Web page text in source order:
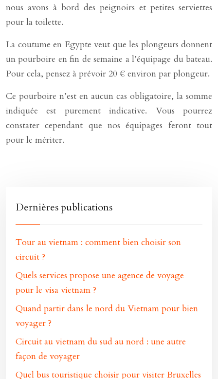
nous avons à bord des peignoirs et petites serviettes
pour la toilette.
La coutume en Egypte veut que les plongeurs donnent
un pourboire en fin de semaine a l’équipage du bateau.
Pour cela, pensez à prévoir 20 € environ par plongeur.
Ce pourboire n’est en aucun cas obligatoire, la somme
indiquée est purement indicative. Vous pourrez
constater cependant que nos équipages feront tout
pour le mériter.
Dernières publications
Tour au vietnam : comment bien choisir son
circuit ?
Quels services propose une agence de voyage
pour le visa vietnam ?
Quand partir dans le nord du Vietnam pour bien
voyager ?
Circuit au vietnam du sud au nord : une autre
façon de voyager
Quel bus touristique choisir pour visiter Bruxelles